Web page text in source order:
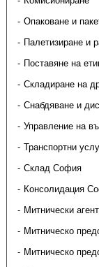
Опаковане и
Палетизиране и
Поставяне на
Складиране на
Снабдяване и
Управление на
Транспортни
Склад София
Консолидация
Митнически
Митническо
Митническо